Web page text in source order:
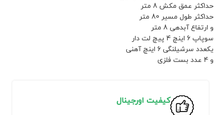
حداکثر عمق مکش 8 متر
حداکثر طول مسیر 80 متر
و ارتفاع آبدهی 8 متر
سوپاپ 6 اینچ 4 پیچ لت دار
یکعدد سرشیلنگی 6 اینچ آهنی
و 4 عدد بست فلزی
کیفیت اورجینال